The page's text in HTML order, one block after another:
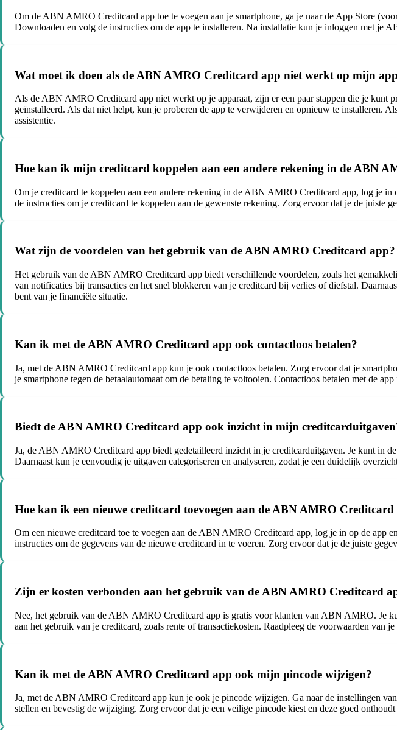
Om de ABN AMRO Creditcard app toe te voegen aan je smartphone, ga je naar de App Store
Downloaden en volg de instructies om de app te installeren. Na installatie kun je inloggen met je
Wat moet ik doen als de ABN AMRO Creditcard app niet werkt op mijn
Als de ABN AMRO Creditcard app niet werkt op je apparaat, zijn er een paar stappen die je kunt
geïnstalleerd. Als dat niet helpt, kun je proberen de app te verwijderen en opnieuw te installeren.
assistentie.
Hoe kan ik mijn creditcard koppelen aan een andere rekening in de ABN
Om je creditcard te koppelen aan een andere rekening in de ABN AMRO Creditcard app, log je
de instructies om je creditcard te koppelen aan de gewenste rekening. Zorg ervoor dat je de juiste
Wat zijn de voordelen van het gebruik van de ABN AMRO Creditcard app?
Het gebruik van de ABN AMRO Creditcard app biedt verschillende voordelen, zoals het
van notificaties bij transacties en het snel blokkeren van je creditcard bij verlies of diefstal.
bent van je financiële situatie.
Kan ik met de ABN AMRO Creditcard app ook contactloos betalen?
Ja, met de ABN AMRO Creditcard app kun je ook contactloos betalen. Zorg ervoor dat je
je smartphone tegen de betaalautomaat om de betaling te voltooien. Contactloos betalen met de
Biedt de ABN AMRO Creditcard app ook inzicht in mijn
Ja, de ABN AMRO Creditcard app biedt gedetailleerd inzicht in je creditcarduitgaven. Je kunt in
Daarnaast kun je eenvoudig je uitgaven categoriseren en analyseren, zodat je een duidelijk
Hoe kan ik een nieuwe creditcard toevoegen aan de ABN AMRO Creditcard
Om een nieuwe creditcard toe te voegen aan de ABN AMRO Creditcard app, log je in op de app
instructies om de gegevens van de nieuwe creditcard in te voeren. Zorg ervoor dat je de juiste
Zijn er kosten verbonden aan het gebruik van de ABN AMRO Creditcard
Nee, het gebruik van de ABN AMRO Creditcard app is gratis voor klanten van ABN AMRO. Je
aan het gebruik van je creditcard, zoals rente of transactiekosten. Raadpleeg de voorwaarden van
Kan ik met de ABN AMRO Creditcard app ook mijn pincode wijzigen?
Ja, met de ABN AMRO Creditcard app kun je ook je pincode wijzigen. Ga naar de instellingen
stellen en bevestig de wijziging. Zorg ervoor dat je een veilige pincode kiest en deze goed